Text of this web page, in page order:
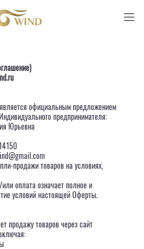
официальным предложением
предпринимателя:
Юрьевна
продажи товаров на условиях,
оплата означает полное и
условий настоящей Оферты.
продажу товаров через сайт